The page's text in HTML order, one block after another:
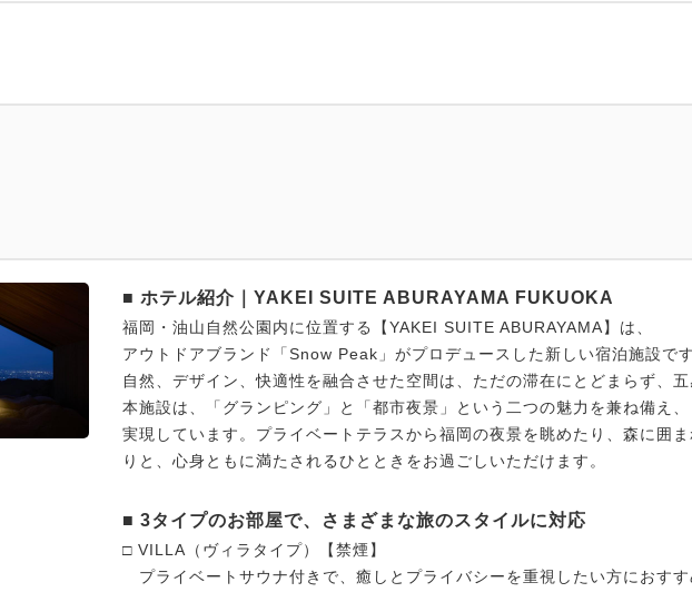
■ ホテル紹介｜YAKEI SUITE ABURAYAMA FUKUOKA
福岡・油山自然公園内に位置する【YAKEI SUITE ABURAYAMA】は、
アウトドアブランド「Snow Peak」がプロデュースした新しい宿泊施設で
自然、デザイン、快適性を融合させた空間は、ただの滞在にとどまらず、
本施設は、「グランピング」と「都市夜景」という二つの魅力を兼ね備え
実現しています。プライベートテラスから福岡の夜景を眺めたり、森に囲
りと、心身ともに満たされるひとときをお過ごしいただけます。
■ 3タイプのお部屋で、さまざまな旅のスタイルに対応
□ VILLA（ヴィラタイプ）【禁煙】
プライベートサウナ付きで、癒しとプライバシーを重視したい方におす